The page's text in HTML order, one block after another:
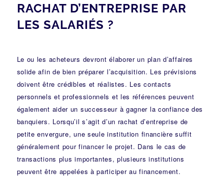
RACHAT D’ENTREPRISE PAR
LES SALARIÉS ?
Le ou les acheteurs devront élaborer un plan d’affaires
solide afin de bien préparer l’acquisition. Les prévisions
doivent être crédibles et réalistes. Les contacts
personnels et professionnels et les références peuvent
également aider un successeur à gagner la confiance des
banquiers. Lorsqu’il s’agit d’un rachat d’entreprise de
petite envergure, une seule institution financière suffit
généralement pour financer le projet. Dans le cas de
transactions plus importantes, plusieurs institutions
peuvent être appelées à participer au financement.